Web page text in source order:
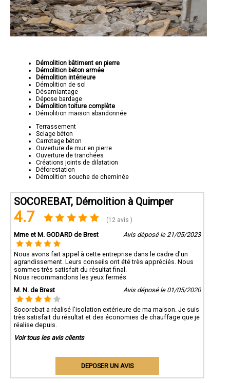
Démolition bâtiment en pierre
Démolition béton armée
Démolition intérieure
Démolition de sol
Désamiantage
Dépose bardage
Démolition toiture complète
Démolition maison abandonnée
Terrassement
Sciage béton
Carrotage béton
Ouverture de mur en pierre
Ouverture de tranchées
Créations joints de dilatation
Déforestation
Démolition souche de cheminée
SOCOREBAT, Démolition à Quimper
4.7 (12 avis )
Mme et M. GODARD de Brest Avis déposé le 21/05/2023
Nous avons fait appel à cette entreprise dans le cadre d'un
agrandissement. Leurs conseils ont été très appréciés. Nous
sommes très satisfait du résultat final.
Nous recommandons les yeux fermés
M. N. de Brest
Avis déposé le 01/05/2020
Socorebat a réalisé l'isolation extérieure de ma maison. Je suis
très satisfait du résultat et des économies de chauffage que je
réalise depuis.
Voir tous les avis clients
DEPOSER UN AVIS